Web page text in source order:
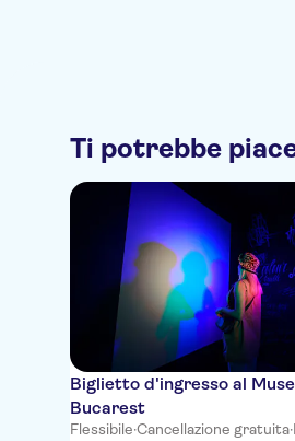
Ti potrebbe
Biglietto d'ingresso al
Bucarest
Flessibile·Cancellazione gratuita·